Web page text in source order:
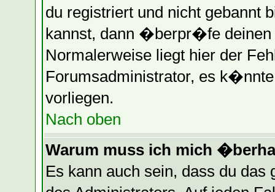
du registriert und nicht gebannt
kannst, dann �berpr�fe deinen
Normalerweise liegt hier der
Forumsadministrator, es
vorliegen.
Nach oben
Warum muss ich mich
Es kann auch sein, dass du